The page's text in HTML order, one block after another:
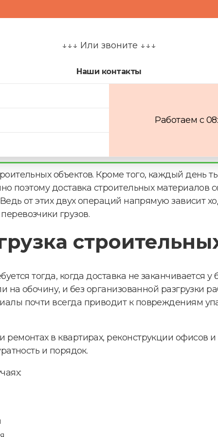
о
у
л
т
а
↓↓↓ Или звоните ↓↓↓
Наши контакты
Работаем с
объектов. Кроме того, каждый день
поэтому доставка строительных материалов
от этих двух операций напрямую зависит
грузов.
тогда, когда доставка не
обочину, и без организованной разгрузки
почти всегда приводит к повреждениям
в квартирах, реконструкции офисов
и порядок.